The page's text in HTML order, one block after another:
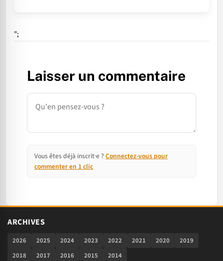
";
Laisser un commentaire
Commentaire
Vous êtes déjà inscrit·e ? Connectez-vous pour
commenter en 1 clic
ARCHIVES
2026 2025 2024 2023 2022 2021 2020
2019
2018
2017 2016 2015 2014